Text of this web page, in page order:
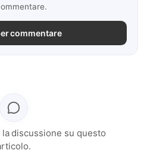
commentare
discussione su questo